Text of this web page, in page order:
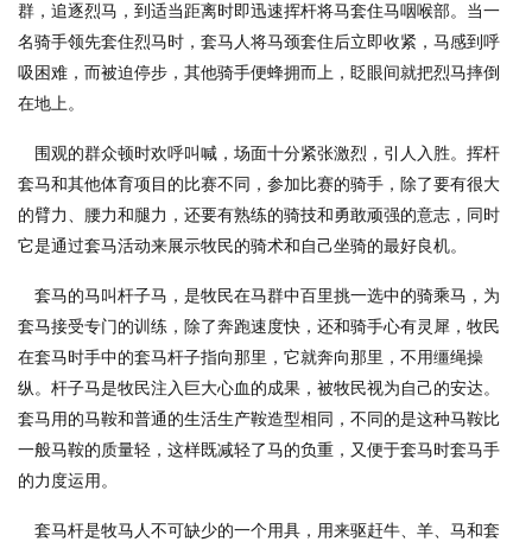
群，追逐烈马，到适当距离时即迅速挥杆将马套住马咽喉部。当一
名骑手领先套住烈马时，套马人将马颈套住后立即收紧，马感到呼
吸困难，而被迫停步，其他骑手便蜂拥而上，眨眼间就把烈马摔倒
在地上。
围观的群众顿时欢呼叫喊，场面十分紧张激烈，引人入胜。挥杆
套马和其他体育项目的比赛不同，参加比赛的骑手，除了要有很大
的臂力、腰力和腿力，还要有熟练的骑技和勇敢顽强的意志，同时
它是通过套马活动来展示牧民的骑术和自己坐骑的最好良机。
套马的马叫杆子马，是牧民在马群中百里挑一选中的骑乘马，为
套马接受专门的训练，除了奔跑速度快，还和骑手心有灵犀，牧民
在套马时手中的套马杆子指向那里，它就奔向那里，不用缰绳操
纵。杆子马是牧民注入巨大心血的成果，被牧民视为自己的安达。
套马用的马鞍和普通的生活生产鞍造型相同，不同的是这种马鞍比
一般马鞍的质量轻，这样既减轻了马的负重，又便于套马时套马手
的力度运用。
套马杆是牧马人不可缺少的一个用具，用来驱赶牛、羊、马和套